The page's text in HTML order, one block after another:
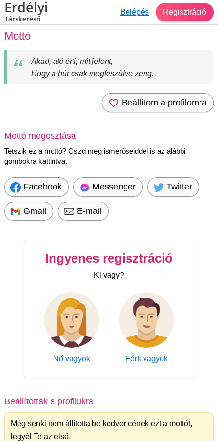
Erdélyi
társkereső
Belépés Regisztráció
Mottó
Akad, aki érti, mit jelent,
Hogy a húr csak megfeszülve zeng.
Beállítom a profilomra
Mottó megosztása
Tetszik ez a mottó? Oszd meg ismerőseiddel is az alábbi
gombokra kattintva.
Facebook Messenger Twitter
Gmail E-mail
Ingyenes regisztráció
Ki vagy?
Nő vagyok Férfi vagyok
Beállították a profilukra
Még senki nem állította be kedvencének ezt a mottót,
legyél Te az első.